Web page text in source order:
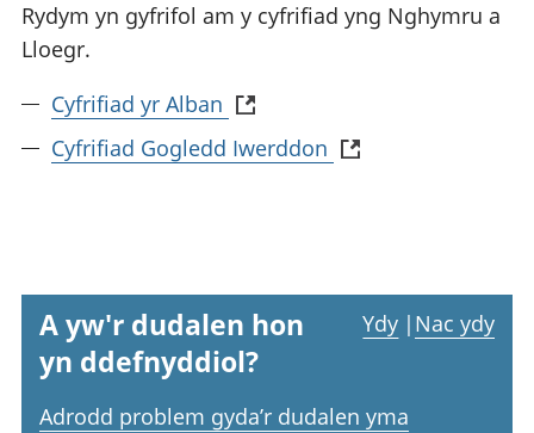
Rydym yn gyfrifol am y cyfrifiad yng Nghymru a
Lloegr.
Cyfrifiad yr Alban
Cyfrifiad Gogledd Iwerddon
A yw'r dudalen hon
yn ddefnyddiol?
Ydy | Nac ydy
Adrodd problem gyda’r dudalen yma